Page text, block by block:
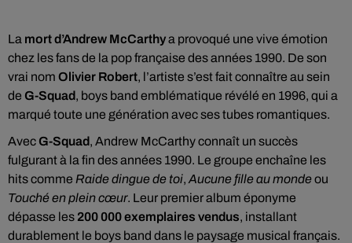
La mort d’Andrew McCarthya provoqué une vive émotion
chez les fans de la pop française des années 1990. De son
vrai nom Olivier Robert, l’artiste s’est fait connaître au sein
de G-Squad, boys band emblématique révélé en 1996, qui a
marqué toute une génération avec ses tubes romantiques.
Avec G-Squad, Andrew McCarthy connaît un succès
fulgurant à la fin des années 1990. Le groupe enchaîne les
hits comme Raide dingue de toi, Aucune fille au mondeou
Touché en plein cœur. Leur premier album éponyme
dépasse les 200 000 exemplaires vendus, installant
durablement le boys band dans le paysage musical français.